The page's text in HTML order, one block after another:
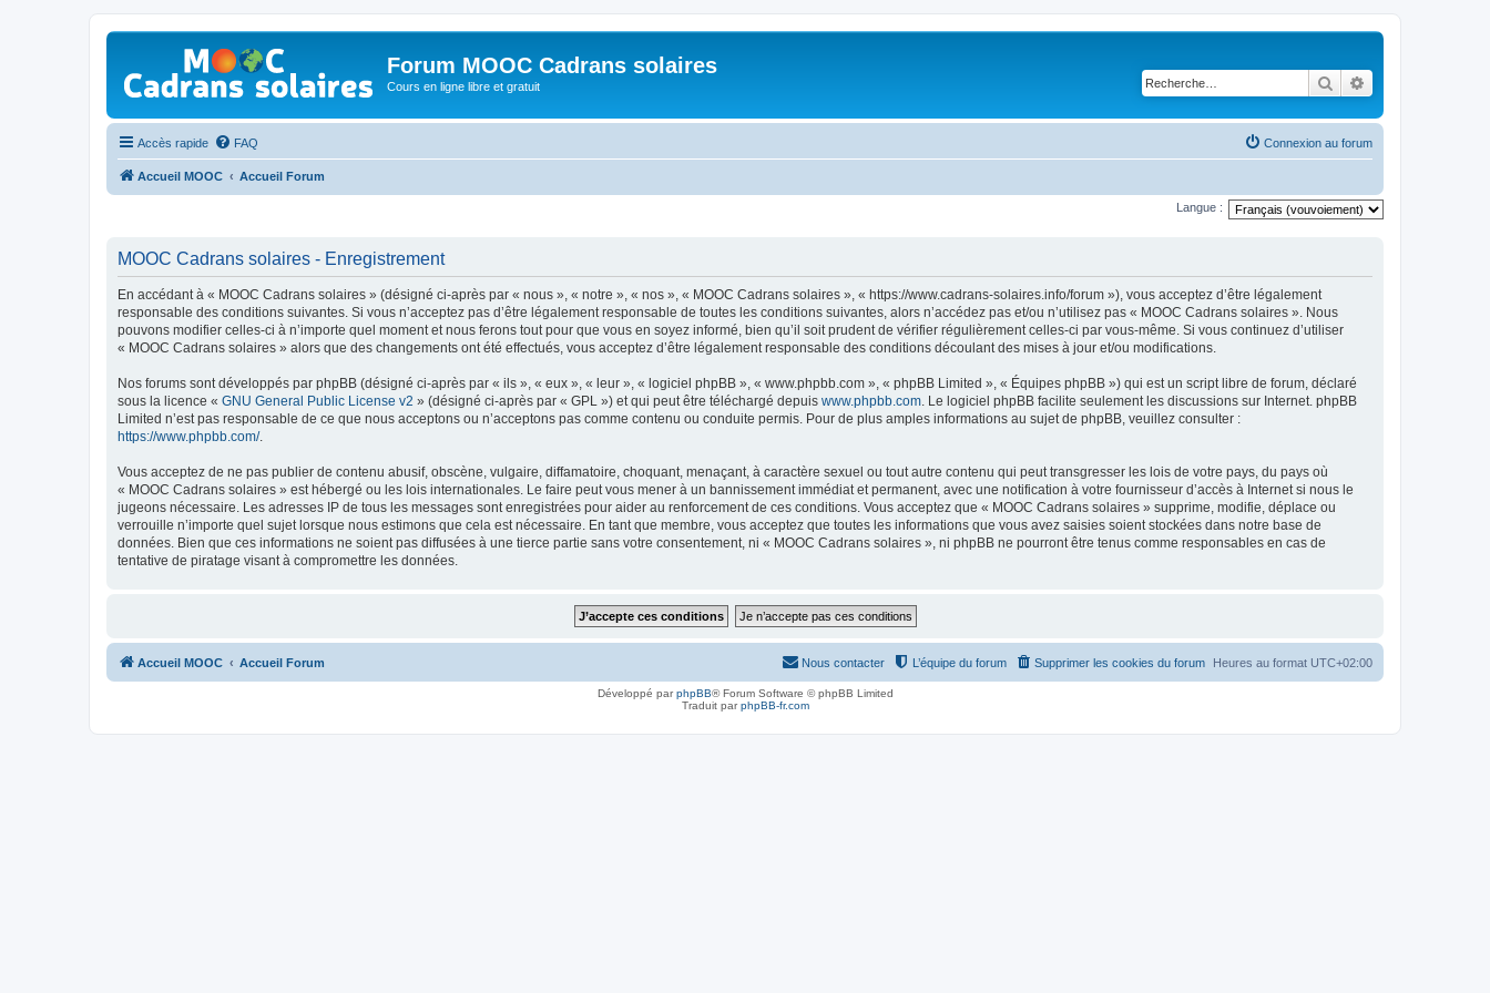
Forum MOOC Cadrans solaires
Cours en ligne libre et gratuit Rechercher
Accès rapide FAQ Connexion au forum
Accueil MOOC Accueil Forum
Langue :
MOOC Cadrans solaires - Enregistrement
En accédant à « MOOC Cadrans solaires » (désigné ci-après par « nous », « notre », « nos », « MOOC Cadrans solaires », « https://www.cadrans-solaires.info/forum »), vous acceptez d’être légalement
responsable des conditions suivantes. Si vous n’acceptez pas d’être légalement responsable de toutes les conditions suivantes, alors n’accédez pas et/ou n’utilisez pas « MOOC Cadrans solaires ». Nous
pouvons modifier celles-ci à n’importe quel moment et nous ferons tout pour que vous en soyez informé, bien qu’il soit prudent de vérifier régulièrement celles-ci par vous-même. Si vous continuez d’utiliser
« MOOC Cadrans solaires » alors que des changements ont été effectués, vous acceptez d’être légalement responsable des conditions découlant des mises à jour et/ou modifications.
Nos forums sont développés par phpBB (désigné ci-après par « ils », « eux », « leur », « logiciel phpBB », « www.phpbb.com », « phpBB Limited », « Équipes phpBB ») qui est un script libre de forum, déclaré
sous la licence « GNU General Public License v2 » (désigné ci-après par « GPL ») et qui peut être téléchargé depuis www.phpbb.com. Le logiciel phpBB facilite seulement les discussions sur Internet. phpBB
Limited n’est pas responsable de ce que nous acceptons ou n’acceptons pas comme contenu ou conduite permis. Pour de plus amples informations au sujet de phpBB, veuillez consulter :
https://www.phpbb.com/.
Vous acceptez de ne pas publier de contenu abusif, obscène, vulgaire, diffamatoire, choquant, menaçant, à caractère sexuel ou tout autre contenu qui peut transgresser les lois de votre pays, du pays où
« MOOC Cadrans solaires » est hébergé ou les lois internationales. Le faire peut vous mener à un bannissement immédiat et permanent, avec une notification à votre fournisseur d’accès à Internet si nous le
jugeons nécessaire. Les adresses IP de tous les messages sont enregistrées pour aider au renforcement de ces conditions. Vous acceptez que « MOOC Cadrans solaires » supprime, modifie, déplace ou
verrouille n’importe quel sujet lorsque nous estimons que cela est nécessaire. En tant que membre, vous acceptez que toutes les informations que vous avez saisies soient stockées dans notre base de
données. Bien que ces informations ne soient pas diffusées à une tierce partie sans votre consentement, ni « MOOC Cadrans solaires », ni phpBB ne pourront être tenus comme responsables en cas de
tentative de piratage visant à compromettre les données.
Accueil MOOC Accueil Forum Heures au format UTC+02:00
Supprimer les cookies du forum
L’équipe du forum
Nous contacter
Développé parphpBB® Forum Software © phpBB Limited
Traduit parphpBB-fr.com